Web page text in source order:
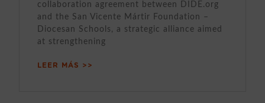
collaboration agreement between DIDE.org
and the San Vicente Mártir Foundation –
Diocesan Schools, a strategic alliance aimed
at strengthening
LEER MÁS >>